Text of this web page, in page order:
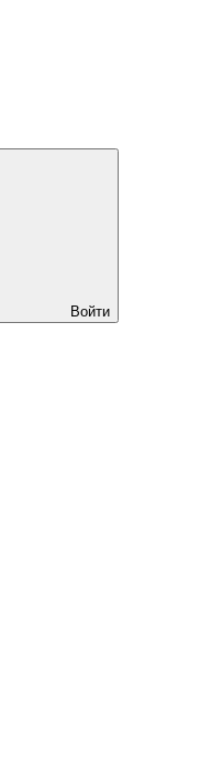
Войти